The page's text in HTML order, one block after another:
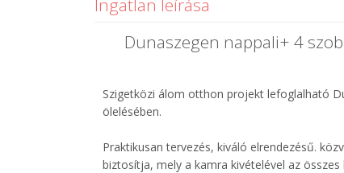
Ingatlan leírása
Dunaszegen nappali+ 4
Szigetközi álom otthon projekt lefoglalható
ölelésében.
Praktikusan tervezés, kiváló elrendezésű.
biztosítja, mely a kamra kivételével az